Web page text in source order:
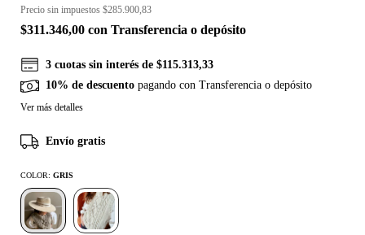
Precio sin impuestos $285.900,83
$311.346,00 con Transferencia o depósito
3 cuotas sin interés de$115.313,33
10% de descuento pagando con Transferencia o depósito
Ver más detalles
Envío gratis
COLOR: GRIS